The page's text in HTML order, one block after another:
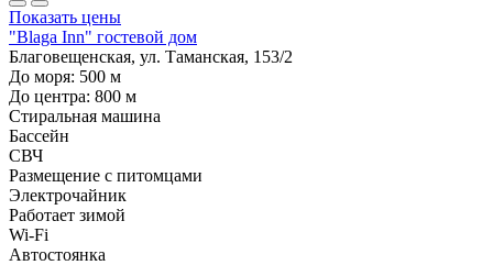
Показать цены
"Blaga Inn" гостевой дом
Благовещенская, ул. Таманская, 153/2
До моря: 500 м
До центра: 800 м
Стиральная машина
Бассейн
СВЧ
Размещение с питомцами
Электрочайник
Работает зимой
Wi-Fi
Автостоянка